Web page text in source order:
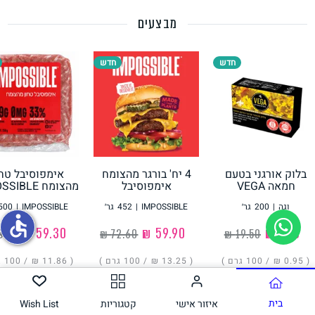
גבינות טבעוניות
מבצעים
חדש
בלוק אורגני בטעם
חמאה VEGA
200 גר׳ | וגה
‏19.50 ₪ ‏1.90 ₪
( ‏0.95 ₪ / 100 גרם )
חדש
4 יח' בורגר מהצומח
אימפוסיבל
452 גר׳ | IMPOSSIBLE
‏72.60 ₪
( ‏13.25 ₪ / 100 גרם )
אימפוסיבל
מהצומח IMPOSSIBLE
| IMPOSSIBLE
‏68.00 ₪
( ‏11.86 ₪ / 100 גרם
הוסיפו בית איזור אישי קטגוריות Wish List
accessible